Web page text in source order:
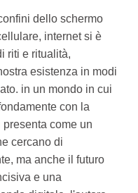
dello schermo
internet si è
riti e ritualità,
esistenza in modi
in un mondo in cui
con la
come un
cercano di
ma anche il futuro
e una